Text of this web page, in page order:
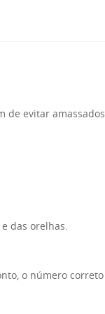
de evitar amassados
das orelhas.
o número correto